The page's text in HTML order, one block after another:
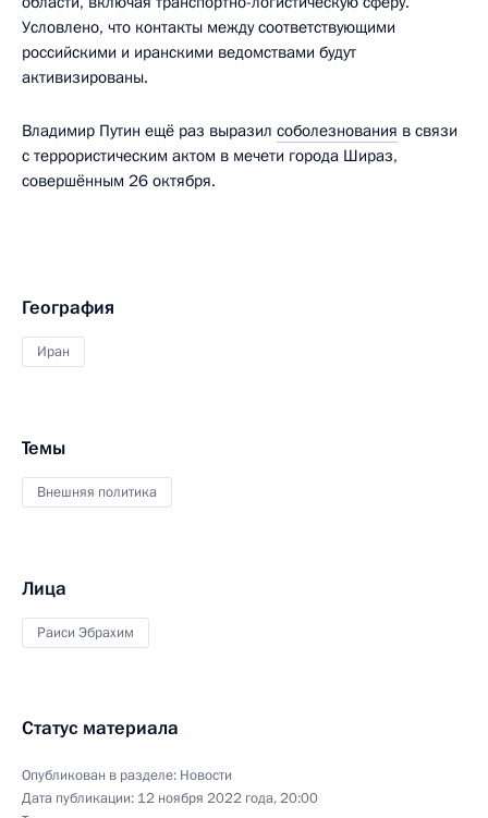
Условлено, что контакты между соответствующими
российскими и иранскими ведомствами будут
активизированы.
Владимир Путин ещё раз выразил соболезнования в связи
с террористическим актом в мечети города Шираз,
совершённым 26 октября.
География
Иран
Темы
Внешняя политика
Лица
Раиси Эбрахим
Статус материала
Опубликован в разделе: Новости
Дата публикации: 12 ноября 2022 года, 20:00